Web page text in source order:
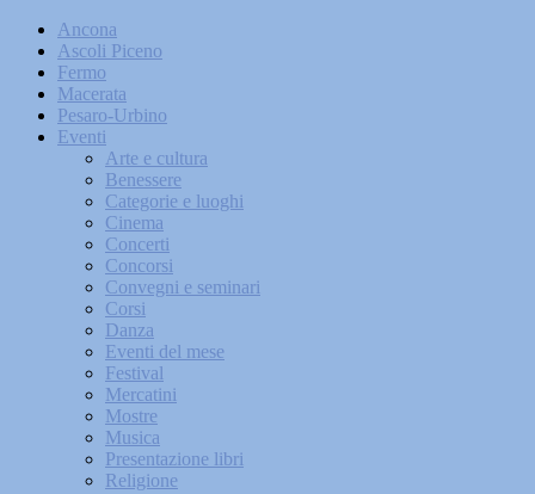
Ancona
Ascoli Piceno
Fermo
Macerata
Pesaro-Urbino
Eventi
Arte e cultura
Benessere
Categorie e luoghi
Cinema
Concerti
Concorsi
Convegni e seminari
Corsi
Danza
Eventi del mese
Festival
Mercatini
Mostre
Musica
Presentazione libri
Religione